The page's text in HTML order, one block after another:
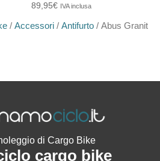
89,95€ IVA inclusa
/ Accessori / Antifurto / Abus Granit
di Cargo Bike
cargo bike